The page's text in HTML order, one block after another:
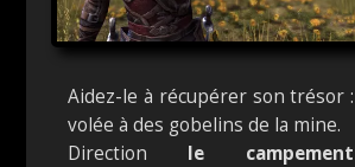
Aidez-le à récupérer son trésor
volée à des gobelins de la mine.
Direction le